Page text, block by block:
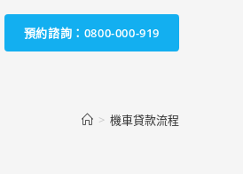
預約諮詢：0800-000-919
> 機車貸款流程